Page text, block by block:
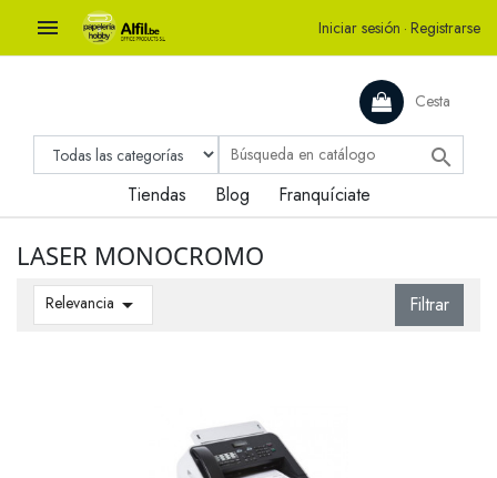
 Iniciar sesión · Registrarse
Cesta

Tiendas Blog Franquíciate
LASER MONOCROMO
Relevancia  Filtrar